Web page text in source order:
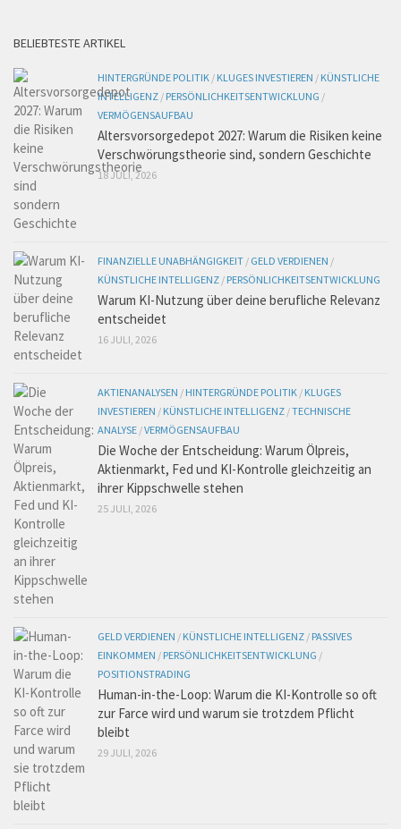
BELIEBTESTE ARTIKEL
HINTERGRÜNDE POLITIK / KLUGES INVESTIEREN / KÜNSTLICHE
INTELLIGENZ / PERSÖNLICHKEITSENTWICKLUNG /
VERMÖGENSAUFBAU
Altersvorsorgedepot 2027: Warum die Risiken keine
Verschwörungstheorie sind, sondern Geschichte
18 JULI, 2026
FINANZIELLE UNABHÄNGIGKEIT / GELD VERDIENEN /
KÜNSTLICHE INTELLIGENZ / PERSÖNLICHKEITSENTWICKLUNG
Warum KI-Nutzung über deine berufliche Relevanz
entscheidet
16 JULI, 2026
AKTIENANALYSEN / HINTERGRÜNDE POLITIK / KLUGES
INVESTIEREN / KÜNSTLICHE INTELLIGENZ /TECHNISCHE
ANALYSE /VERMÖGENSAUFBAU
Die Woche der Entscheidung: Warum Ölpreis,
Aktienmarkt, Fed und KI-Kontrolle gleichzeitig an
ihrer Kippschwelle stehen
25 JULI, 2026
GELD VERDIENEN / KÜNSTLICHE INTELLIGENZ / PASSIVES
EINKOMMEN / PERSÖNLICHKEITSENTWICKLUNG /
POSITIONSTRADING
Human-in-the-Loop: Warum die KI-Kontrolle so oft
zur Farce wird und warum sie trotzdem Pflicht
bleibt
29 JULI, 2026